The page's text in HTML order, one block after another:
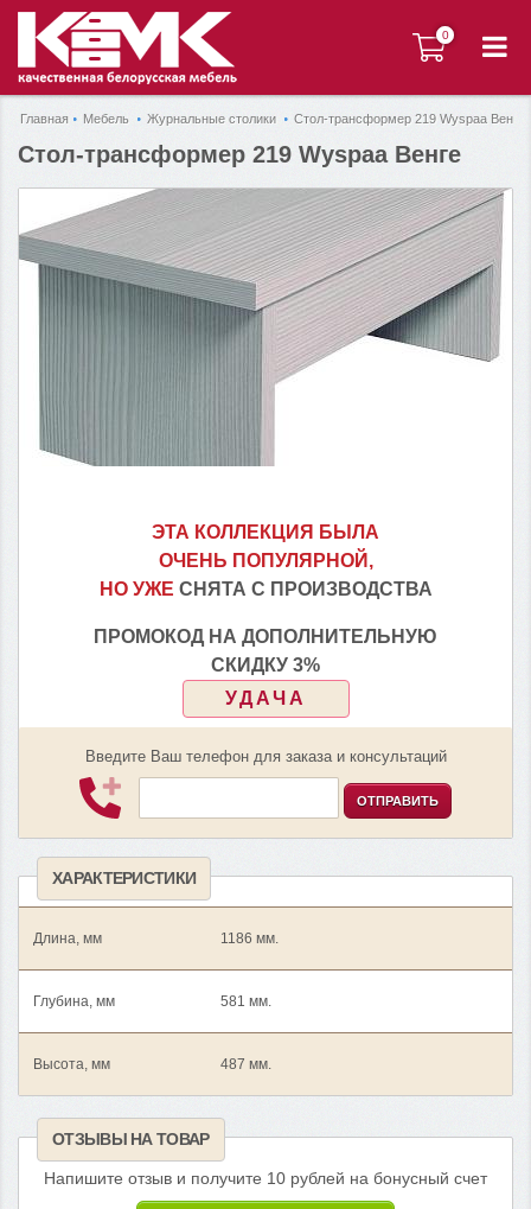
0
0
Главная Мебель Журнальные столики Стол-трансформер 219 Wyspaa Венге
Стол-трансформер 219 Wyspaa Венге
ЭТА КОЛЛЕКЦИЯ БЫЛА
ОЧЕНЬ ПОПУЛЯРНОЙ,
НО УЖЕ СНЯТА С ПРОИЗВОДСТВА
ПРОМОКОД НА ДОПОЛНИТЕЛЬНУЮ
СКИДКУ 3%
УДАЧА
Введите Ваш телефон для заказа и консультаций
ОТПРАВИТЬ
ХАРАКТЕРИСТИКИ
Длина, мм 1186 мм.
Глубина, мм 581 мм.
Высота, мм 487 мм.
ОТЗЫВЫ НА ТОВАР
Напишите отзыв и получите 10 рублей на бонусный счет